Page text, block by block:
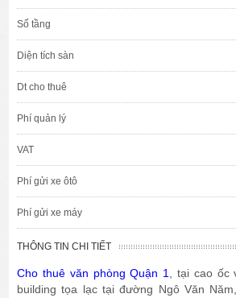
Số tầng
Diện tích sàn
Dt cho thuê
Phí quản lý
VAT
Phí gửi xe ôtô
Phí gửi xe máy
THÔNG TIN CHI TIẾT
Cho thuê văn phòng Quận 1, tại cao ốc
building tọa lạc tại đường Ngô Văn